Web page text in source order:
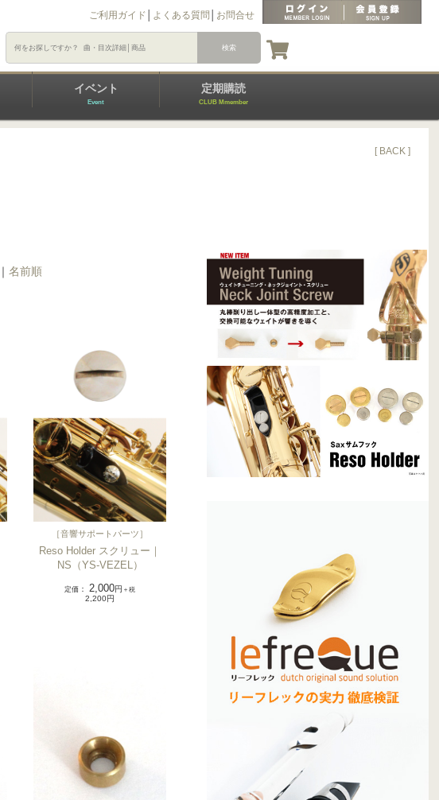
ご利用ガイド よくある質問 お問合せ
イベント
Event
定期購読
CLUB Mmember
[ BACK ]
｜名前順
［音響サポートパーツ］
Reso Holder スクリュー｜
NS（YS-VEZEL）
定価 ： 2,000円 ＋税
2,200円